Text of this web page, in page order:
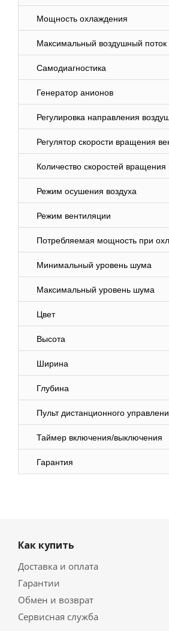
Мощность охлаждения
Максимальный воздушный поток
Самодиагностика
Генератор анионов
Регулировка направления
Регулятор скорости вращения
Количество скоростей вращения
Режим осушения воздуха
Режим вентиляции
Потребляемая мощность при
Минимальный уровень шума
Максимальный уровень шума
Цвет
Высота
Ширина
Глубина
Пульт дистанционного
Таймер включения/выключения
Гарантия
Как купить
Доставка и оплата
Гарантии
Обмен и возврат
Сервисная служба